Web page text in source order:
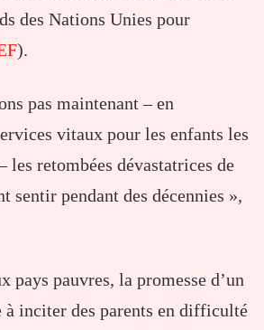
des Nations Unies pour
).
pas maintenant – en
vitaux pour les enfants les
les retombées dévastatrices de
sentir pendant des décennies »,
pays pauvres, la promesse d’un
à inciter des parents en difficulté